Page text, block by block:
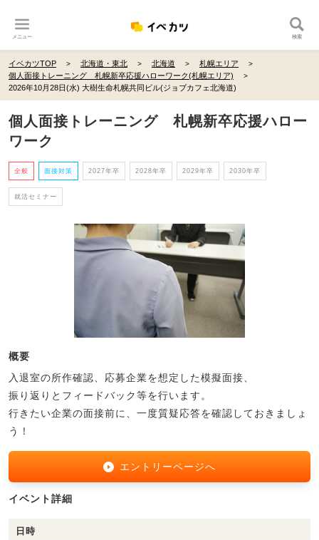
メニュー 検索
イベカツTOP 北海道・東北 北海道
札幌エリア
個人面接トレーニング 札幌新卒応援ハローワーク(札幌エリア)
2026年10月28日(水) 大樹生命札幌共同ビル(ジョブカフェ北海道)
個人面接トレーニング 札幌新卒応援ハロー
ワーク
全般 面接対策 2027年卒 2028年卒 2029年卒 2030年卒
就活セミナー
概要
入退室の所作確認、応募企業を想定した模擬面接、
振り返りとフィードバック等を行います。
行きたい企業の面接前に、一度質疑応答を確認しておきましょ
う！
エントリーページへ
イベント詳細
日時